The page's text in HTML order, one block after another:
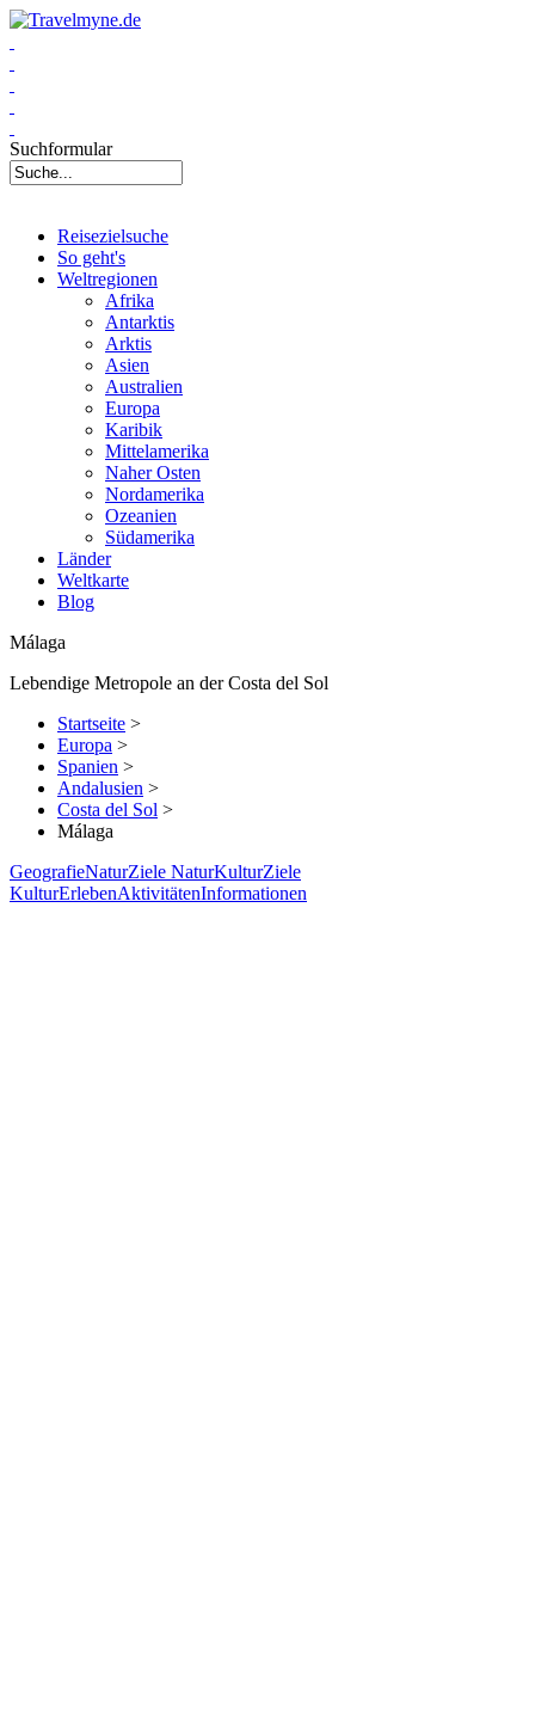
Suchformular
Reisezielsuche
So geht's
Weltregionen
Afrika
Antarktis
Arktis
Asien
Australien
Europa
Karibik
Mittelamerika
Naher Osten
Nordamerika
Ozeanien
Südamerika
Länder
Weltkarte
Blog
Málaga
Lebendige Metropole an der Costa del Sol
Startseite >
Europa >
Spanien >
Andalusien >
Costa del Sol >
Málaga
GeografieNaturZiele NaturKulturZiele
KulturErlebenAktivitätenInformationen